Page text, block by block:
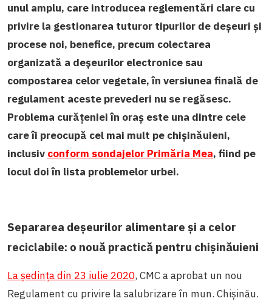
unul amplu, care introducea reglementări clare cu
privire la gestionarea tuturor tipurilor de deșeuri și
procese noi, benefice, precum colectarea
organizată a deșeurilor electronice sau
compostarea celor vegetale, în versiunea finală de
regulament aceste prevederi nu se regăsesc.
Problema curățeniei în oraș este una dintre cele
care îi preocupă cel mai mult pe chișinăuieni,
inclusiv conform sondajelor Primăria Mea, fiind pe
locul doi în lista problemelor urbei.
Separarea deșeurilor alimentare și a celor
reciclabile: o nouă practică pentru chișinăuieni
La ședința din 23 iulie 2020, CMC a aprobat un nou
Regulament cu privire la salubrizare în mun. Chișinău.